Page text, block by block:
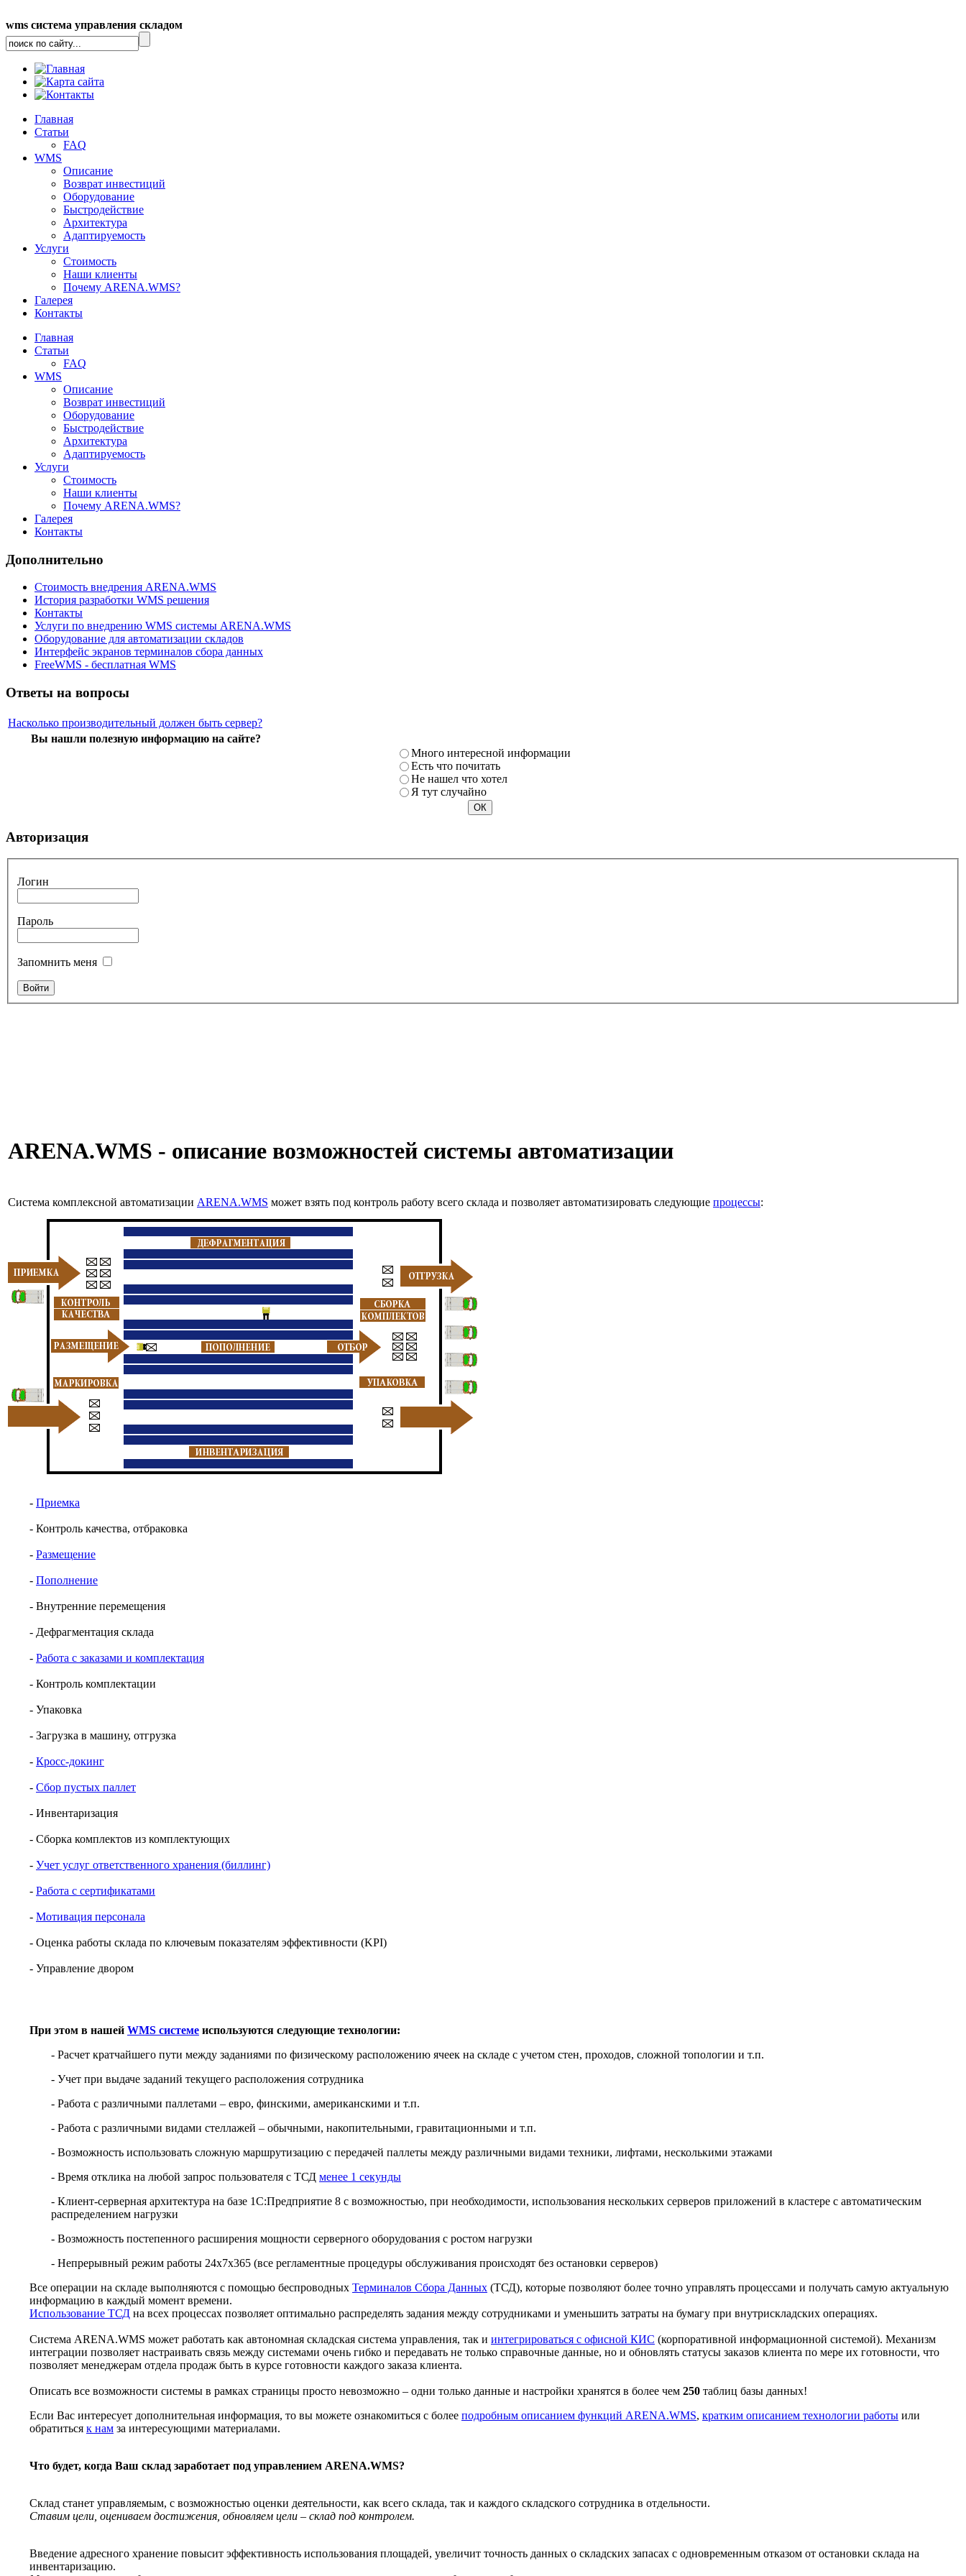
wms система управления складом
Главная
Статьи
FAQ
WMS
Описание
Возврат инвестиций
Оборудование
Быстродействие
Архитектура
Адаптируемость
Услуги
Стоимость
Наши клиенты
Почему ARENA.WMS?
Галерея
Контакты
Главная
Статьи
FAQ
WMS
Описание
Возврат инвестиций
Оборудование
Быстродействие
Архитектура
Адаптируемость
Услуги
Стоимость
Наши клиенты
Почему ARENA.WMS?
Галерея
Контакты
Дополнительно
Стоимость внедрения ARENA.WMS
История разработки WMS решения
Контакты
Услуги по внедрению WMS системы ARENA.WMS
Оборудование для автоматизации складов
Интерфейс экранов терминалов сбора данных
FreeWMS - бесплатная WMS
Ответы на вопросы
Насколько производительный должен быть сервер?
Вы нашли полезную информацию на сайте?
Много интересной информации
Есть что почитать
Не нашел что хотел
Я тут случайно
Авторизация
Логин
Пароль
Запомнить меня
ARENA.WMS - описание возможностей системы автоматизации
Система комплексной автоматизации ARENA.WMS может взять под контроль работу всего склада и позволяет автоматизировать следующие процессы:
- Приемка
- Контроль качества, отбраковка
- Размещение
- Пополнение
- Внутренние перемещения
- Дефрагментация склада
- Работа с заказами и комплектация
- Контроль комплектации
- Упаковка
- Загрузка в машину, отгрузка
- Кросс-докинг
- Сбор пустых паллет
- Инвентаризация
- Сборка комплектов из комплектующих
- Учет услуг ответственного хранения (биллинг)
- Работа с сертификатами
- Мотивация персонала
- Оценка работы склада по ключевым показателям эффективности (KPI)
- Управление двором
При этом в нашей WMS системе используются следующие технологии:
- Расчет кратчайшего пути между заданиями по физическому расположению ячеек на складе с учетом стен, проходов, сложной топологии и т.п.
- Учет при выдаче заданий текущего расположения сотрудника
- Работа с различными паллетами – евро, финскими, американскими и т.п.
- Работа с различными видами стеллажей – обычными, накопительными, гравитационными и т.п.
- Возможность использовать сложную маршрутизацию с передачей паллеты между различными видами техники, лифтами, несколькими этажами
- Время отклика на любой запрос пользователя с ТСД менее 1 секунды
- Клиент-серверная архитектура на базе 1С:Предприятие 8 с возможностью, при необходимости, использования нескольких серверов приложений в кластере с автоматическим
распределением нагрузки
- Возможность постепенного расширения мощности серверного оборудования с ростом нагрузки
- Непрерывный режим работы 24х7х365 (все регламентные процедуры обслуживания происходят без остановки серверов)
Все операции на складе выполняются с помощью беспроводных Терминалов Сбора Данных (ТСД), которые позволяют более точно управлять процессами и получать самую актуальную
информацию в каждый момент времени.
Использование ТСД на всех процессах позволяет оптимально распределять задания между сотрудниками и уменьшить затраты на бумагу при внутрискладских операциях.
Система ARENA.WMS может работать как автономная складская система управления, так и интегрироваться с офисной КИС (корпоративной информационной системой). Механизм
интеграции позволяет настраивать связь между системами очень гибко и передавать не только справочные данные, но и обновлять статусы заказов клиента по мере их готовности, что
позволяет менеджерам отдела продаж быть в курсе готовности каждого заказа клиента.
Описать все возможности системы в рамках страницы просто невозможно – одни только данные и настройки хранятся в более чем 250 таблиц базы данных!
Если Вас интересует дополнительная информация, то вы можете ознакомиться с более подробным описанием функций ARENA.WMS, кратким описанием технологии работы или
обратиться к нам за интересующими материалами.
Что будет, когда Ваш склад заработает под управлением ARENA.WMS?
Склад станет управляемым, с возможностью оценки деятельности, как всего склада, так и каждого складского сотрудника в отдельности.
Ставим цели, оцениваем достижения, обновляем цели – склад под контролем.
Введение адресного хранение повысит эффективность использования площадей, увеличит точность данных о складских запасах с одновременным отказом от остановки склада на
инвентаризацию.